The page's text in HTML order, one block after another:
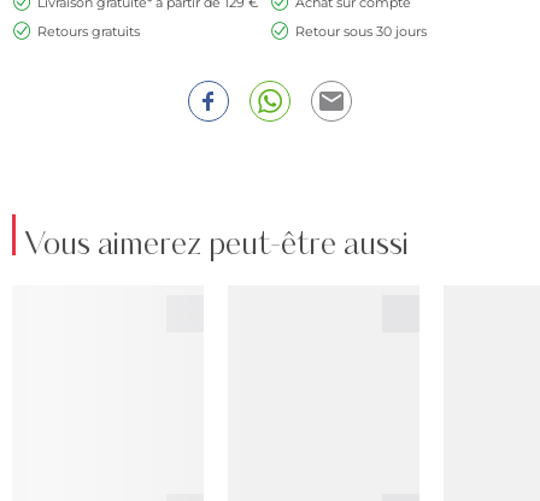
Retours gratuits
Retour sous 30 jours
Vous aimerez peut-être aussi